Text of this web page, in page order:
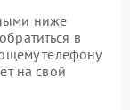
ниже
в
телефону
на свой